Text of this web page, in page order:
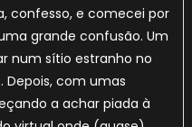
confesso, e comecei por
grande confusão. Um
num sítio estranho no
Depois, com umas
a achar piada à